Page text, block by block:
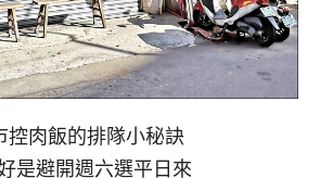
控肉飯的排隊小秘訣
是避開週六選平日來